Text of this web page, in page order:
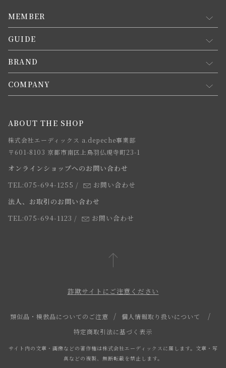
MEMBER
マイページ
新規会員登録
会員規約について
GUIDE
お買い物ガイド
会員登録について
お支払方法について
お届けについて
よくあるご質問
BRAND
コンセプト
webカタログ
COMPANY
店舗一覧
求人情報
法人のお客様
スタッフ
ABOUT THE SHOP
株式会社エーディックス a.depeche事業部
〒601-8103 京都市南区上鳥羽仏現寺町23-1
オンラインショップへのお問い合わせ
TEL:075-694-1255 /
お問い合わせ
法人、お取引のお問い合わせ
TEL:075-694-1123 / お問い合わせ
詐欺サイトにご注意ください
類似品・模倣品についてのご注意
個人情報取り扱いについて
特定商取引法に基づく表示
サイト内の文章・画像などの著作権は株式会社エーディックスに属します。文章・写
真などの複製、無断転載を禁止します。